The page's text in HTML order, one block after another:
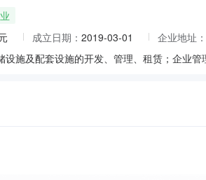
成立日期： 2019-03-01 企业地址：